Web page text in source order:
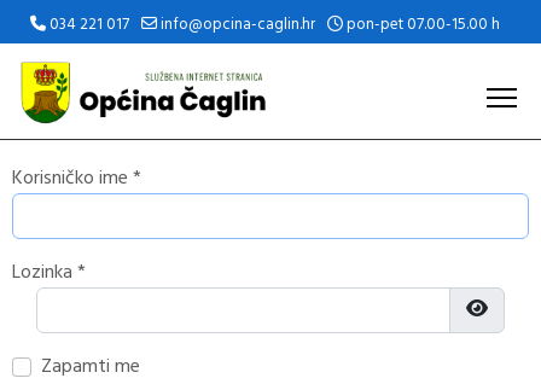
034 221 017 info@opcina-caglin.hr pon-pet 07.00-15.00 h
Korisničko ime*
Lozinka*
Prikaži
Zapamti me